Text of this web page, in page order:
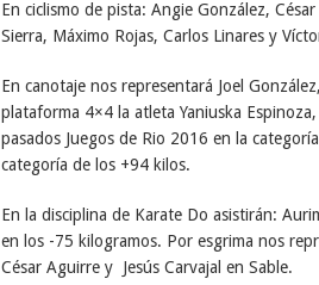
En ciclismo de pista: Angie González,
Sierra, Máximo Rojas, Carlos Linares y
En canotaje nos representará Joel
plataforma 4×4 la atleta Yaniuska
pasados Juegos de Rio 2016 en la
categoría de los +94 kilos.
En la disciplina de Karate Do asistirán:
en los -75 kilogramos. Por esgrima nos
César Aguirre y Jesús Carvajal en Sable.